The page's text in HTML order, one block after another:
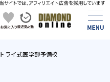
トライ式医学部予備校